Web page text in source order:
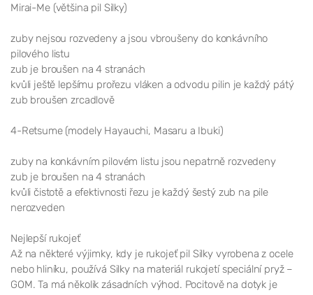
Mirai-Me (většina pil Silky)
zuby nejsou rozvedeny a jsou vbroušeny do konkávního
pilového listu
zub je broušen na 4 stranách
kvůli ještě lepšímu prořezu vláken a odvodu pilin je každý pátý
zub broušen zrcadlově
4-Retsume (modely Hayauchi, Masaru a Ibuki)
zuby na konkávním pilovém listu jsou nepatrně rozvedeny
zub je broušen na 4 stranách
kvůli čistotě a efektivnosti řezu je každý šestý zub na pile
nerozveden
Nejlepší rukojeť
Až na některé výjimky, kdy je rukojeť pil Silky vyrobena z ocele
nebo hliníku, používá Silky na materiál rukojetí speciální pryž –
GOM. Ta má několik zásadních výhod. Pocitově na dotyk je